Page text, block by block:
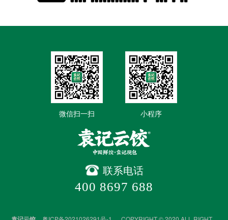
微信扫一扫 小程序
联系电话
400 8697 688